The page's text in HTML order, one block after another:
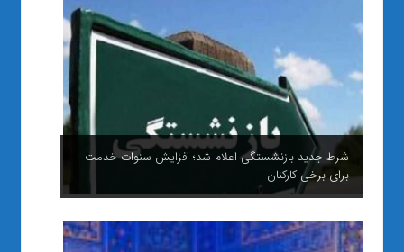
آمریکا یک کشتی مسافر بری را در یکی از اسکله‌های ایران
هدف قرار داد + فیلم